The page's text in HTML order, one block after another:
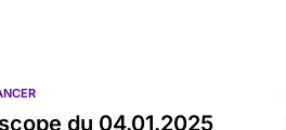
du 04.01.2025